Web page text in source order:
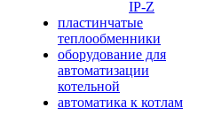
IP-Z
пластинчатые
теплообменники
оборудование для
автоматизации
котельной
автоматика к котлам